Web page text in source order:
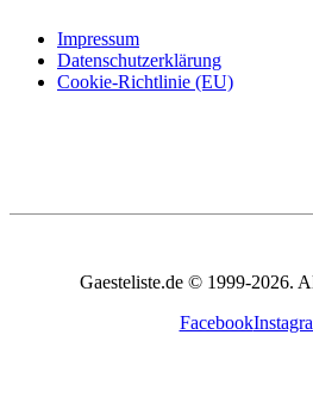
Impressum
Datenschutzerklärung
Cookie-Richtlinie (EU)
Gaesteliste.de © 1999-2026.
Facebook